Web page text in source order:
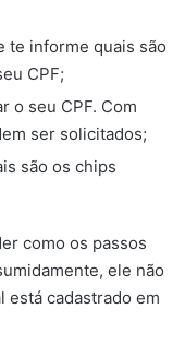
te informe quais são
CPF;
o seu CPF. Com
ser solicitados;
são os chips
como os passos
ele não
está cadastrado em